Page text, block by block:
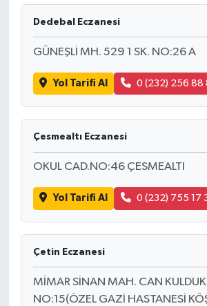
Dedebal Eczanesi
GÜNEŞLİ MH. 529 1 SK. NO:26 A
Yol Tarifi Al 0 (232) 256 88
Çesmealtı Eczanesi
OKUL CAD.NO:46 ÇESMEALTI
Yol Tarifi Al 0 (232) 755 17
Çetin Eczanesi
MİMAR SİNAN MAH. CAN
NO:15(ÖZEL GAZİ HASTANESİ